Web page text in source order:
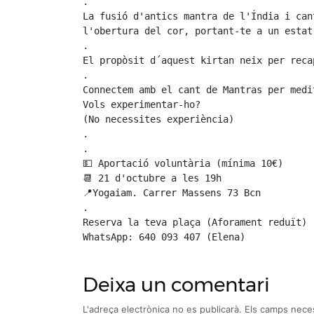
La fusió d'antics mantra de l'Índia i
l'obertura del cor, portant-te a un
.
El propòsit d´aquest kirtan neix per
.
Connectem amb el cant de Mantras per
Vols experimentar-ho?
(No necessites experiència)
.
.
💵 Aportació voluntària (mínima 10€)
📆 21 d'octubre a les 19h
📍Yogaiam. Carrer Massens 73 Bcn
.
Reserva la teva plaça (Aforament reduït)
WhatsApp: 640 093 407 (Elena)
Deixa un comentari
L'adreça electrònica no es publicarà. Els camps